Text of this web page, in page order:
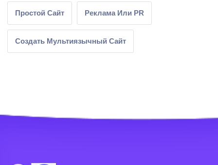
Простой Сайт Реклама Или PR
Создать Мультиязычный Сайт